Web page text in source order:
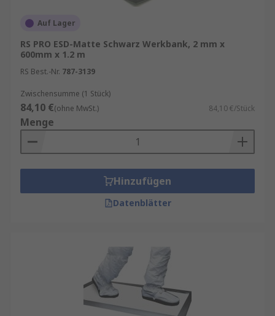
Auf Lager
RS PRO ESD-Matte Schwarz Werkbank, 2 mm x
600mm x 1.2 m
RS Best.-Nr. 787-3139
Zwischensumme (1 Stück)
84,10 €(ohne MwSt.) 84,10 €/Stück
Menge
Hinzufügen
Datenblätter